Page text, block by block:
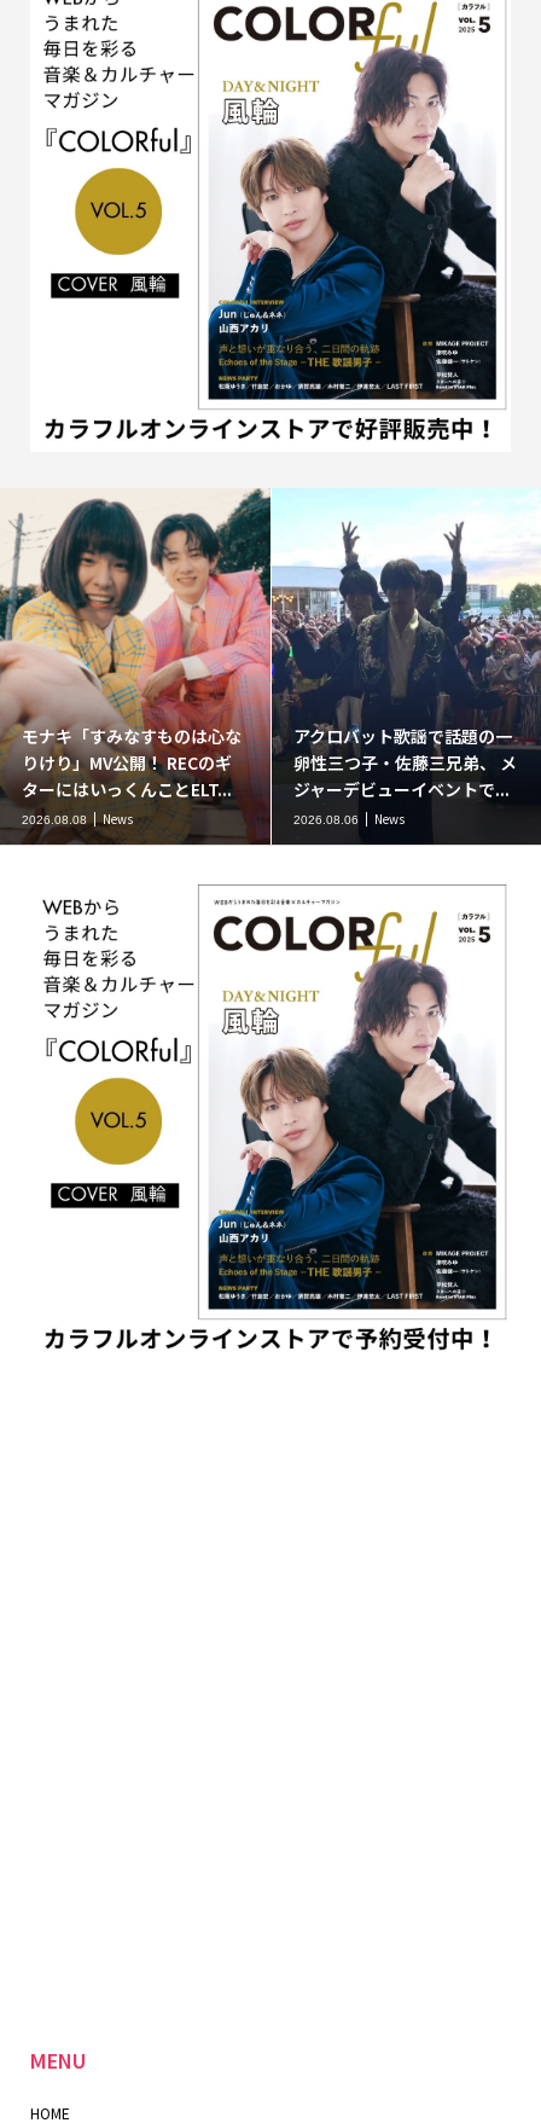
モナキ「すみなすものは心な
りけり」MV公開！ RECのギ
ターにはいっくんことELT...
2026.08.08 News
アクロバット歌謡で話題の一
卵性三つ子・佐藤三兄弟、 メ
ジャーデビューイベントで...
2026.08.06 News
MENU
HOME